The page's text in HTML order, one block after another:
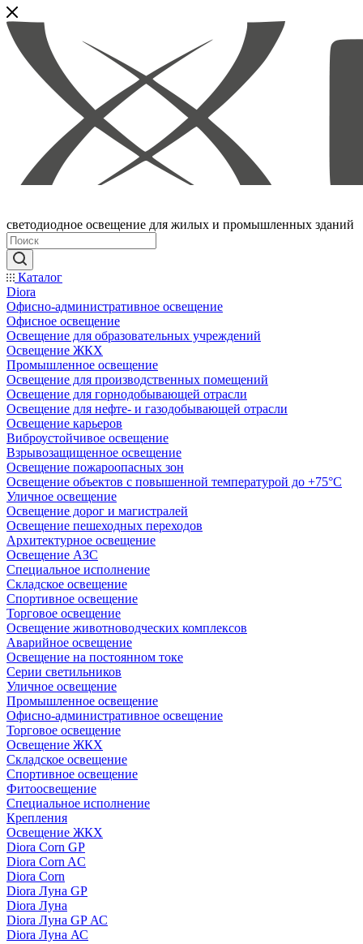
светодиодное освещение для жилых и промышленных зданий
Каталог
Diora
Офисно-административное освещение
Офисное освещение
Освещение для образовательных учреждений
Освещение ЖКХ
Промышленное освещение
Освещение для производственных помещений
Освещение для горнодобывающей отрасли
Освещение для нефте- и газодобывающей отрасли
Освещение карьеров
Виброустойчивое освещение
Взрывозащищенное освещение
Освещение пожароопасных зон
Освещение объектов с повышенной температурой до +75°C
Уличное освещение
Освещение дорог и магистралей
Освещение пешеходных переходов
Архитектурное освещение
Освещение АЗС
Специальное исполнение
Складское освещение
Спортивное освещение
Торговое освещение
Освещение животноводческих комплексов
Аварийное освещение
Освещение на постоянном токе
Серии светильников
Уличное освещение
Промышленное освещение
Офисно-административное освещение
Торговое освещение
Освещение ЖКХ
Складское освещение
Спортивное освещение
Фитоосвещение
Специальное исполнение
Крепления
Освещение ЖКХ
Diora Corn GP
Diora Corn AC
Diora Corn
Diora Луна GP
Diora Луна
Diora Луна GP АС
Diora Луна АС